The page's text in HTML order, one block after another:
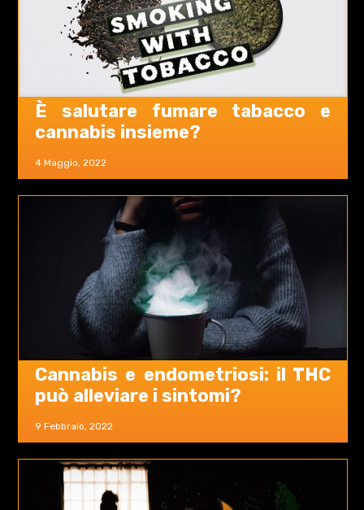
4 Maggio, 2022
È salutare fumare tabacco e
cannabis insieme?
9 Febbraio, 2022
Cannabis e endometriosi: il THC
può alleviare i sintomi?